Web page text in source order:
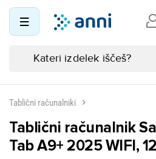
Tablični računalniki
Tablični računalnik
Tab A9+ 2025 WIFI,